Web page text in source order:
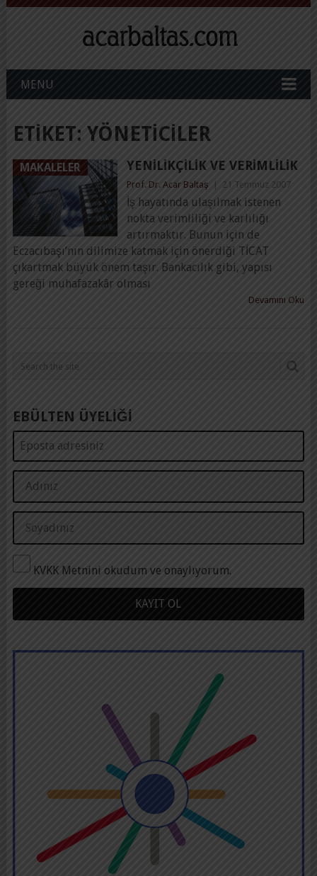
MENU
ETIKET: YÖNETICILER
MAKALELER YENILIKÇILIK VE VERIMLILIK
Prof. Dr. Acar Baltaş 21 Temmuz 2007
İş hayatında ulaşılmak istenen
nokta verimliliği ve karlılığı
artırmaktır. Bunun için de
Eczacıbaşı’nın dilimize katmak için önerdiği TİCAT
çıkartmak büyük önem taşır. Bankacılık gibi, yapısı
gereği muhafazakâr olması
Devamını Oku
EBÜLTEN ÜYELİĞİ
KVKK Metnini okudum ve onaylıyorum.